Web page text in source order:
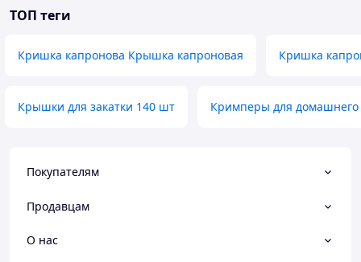
ТОП теги
Кришка капронова Крышка капроновая Кришка
Крышки для закатки 140 шт Кримперы для домашнего
Покупателям
Продавцам
О нас